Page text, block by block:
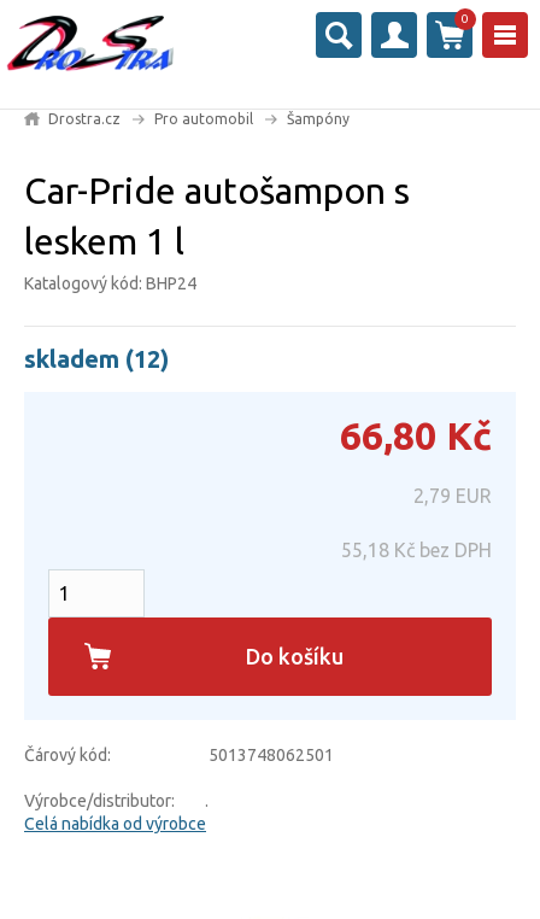
0
Drostra.cz Pro automobil Šampóny
Car-Pride autošampon s
leskem 1 l
Katalogový kód: BHP24
skladem (12)
66,80 Kč
2,79 EUR
55,18 Kč bez DPH
Do košíku
Čárový kód: 5013748062501
Výrobce/distributor:
.
Celá nabídka od výrobce